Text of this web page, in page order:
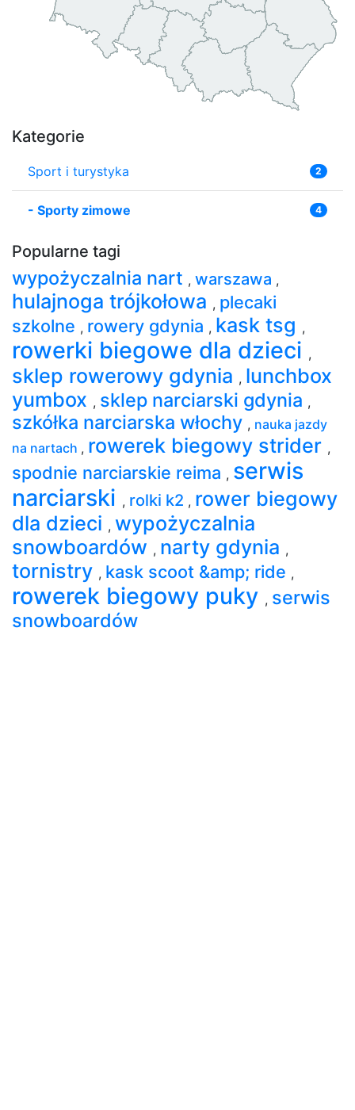
Kategorie
Sport i turystyka 2
- Sporty zimowe 4
Popularne tagi
wypożyczalnia nart , warszawa ,
hulajnoga trójkołowa , plecaki
szkolne , rowery gdynia , kask tsg ,
rowerki biegowe dla dzieci ,
sklep rowerowy gdynia , lunchbox
yumbox , sklep narciarski gdynia ,
szkółka narciarska włochy , nauka jazdy
na nartach , rowerek biegowy strider ,
spodnie narciarskie reima , serwis
narciarski , rolki k2 , rower biegowy
dla dzieci , wypożyczalnia
snowboardów , narty gdynia ,
tornistry , kask scoot &amp; ride ,
rowerek biegowy puky , serwis
snowboardów